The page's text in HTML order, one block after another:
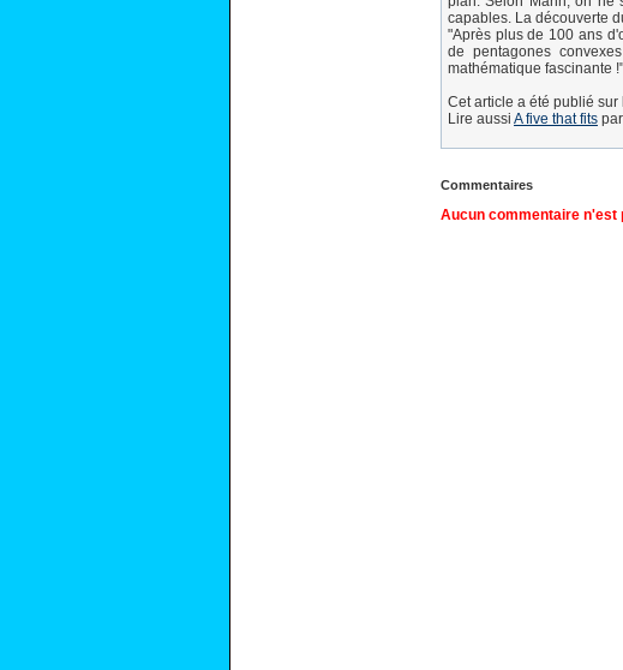
capables. La découverte
"Après plus de 100 ans
de pentagones
mathématique fascinante !"
Cet article a été publié sur
Lire aussi A five that fits
Commentaires
Aucun commentaire n'est